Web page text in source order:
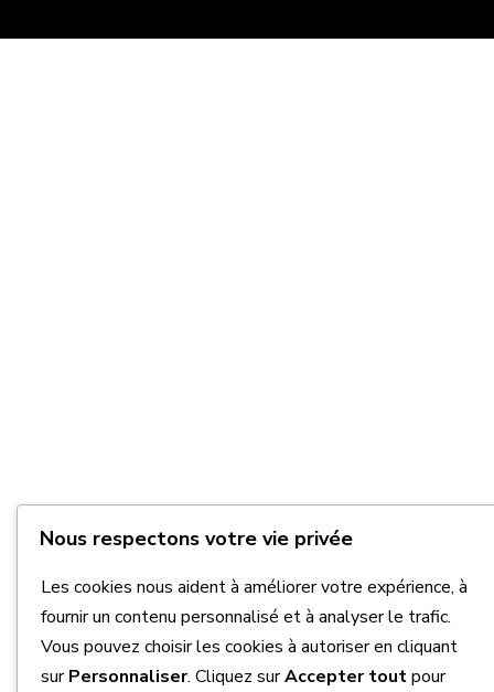
Nous respectons votre vie privée
Les cookies nous aident à améliorer votre expérience, à
fournir un contenu personnalisé et à analyser le trafic.
Vous pouvez choisir les cookies à autoriser en cliquant
surPersonnaliser. Cliquez surAccepter toutpour